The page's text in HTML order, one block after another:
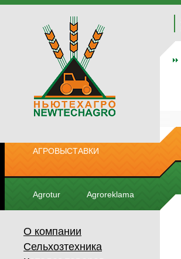
АГРОВЫСТАВКИ
Agrotur Agroreklama
О компании
Сельхозтехника